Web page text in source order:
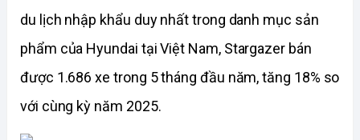
du lịch nhập khẩu duy nhất trong danh mục sản
phẩm của Hyundai tại Việt Nam, Stargazer bán
được 1.686 xe trong 5 tháng đầu năm, tăng 18% so
với cùng kỳ năm 2025.